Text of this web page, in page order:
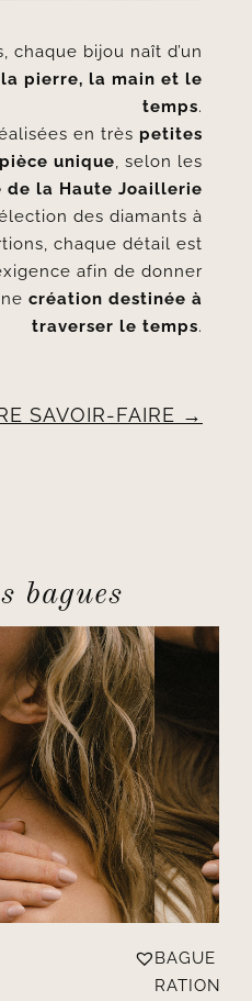
chaque bijou naît d’un
pierre, la main et le
temps.
en très petites
pièce unique, selon les
de la Haute Joaillerie
des diamants à
chaque détail est
afin de donner
création destinée à
traverser le temps.
SAVOIR-FAIRE
bagues
BAGUE